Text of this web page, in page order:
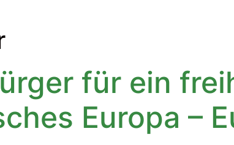
für ein
Europa –